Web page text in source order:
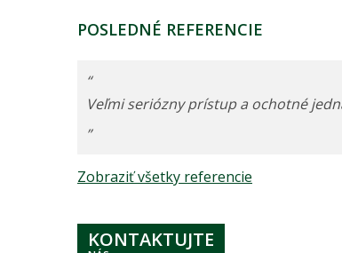
POSLEDNÉ REFERENCIE
“
Veľmi seriózny prístup a ochotné
”
Zobraziť všetky referencie
KONTAKTUJTE